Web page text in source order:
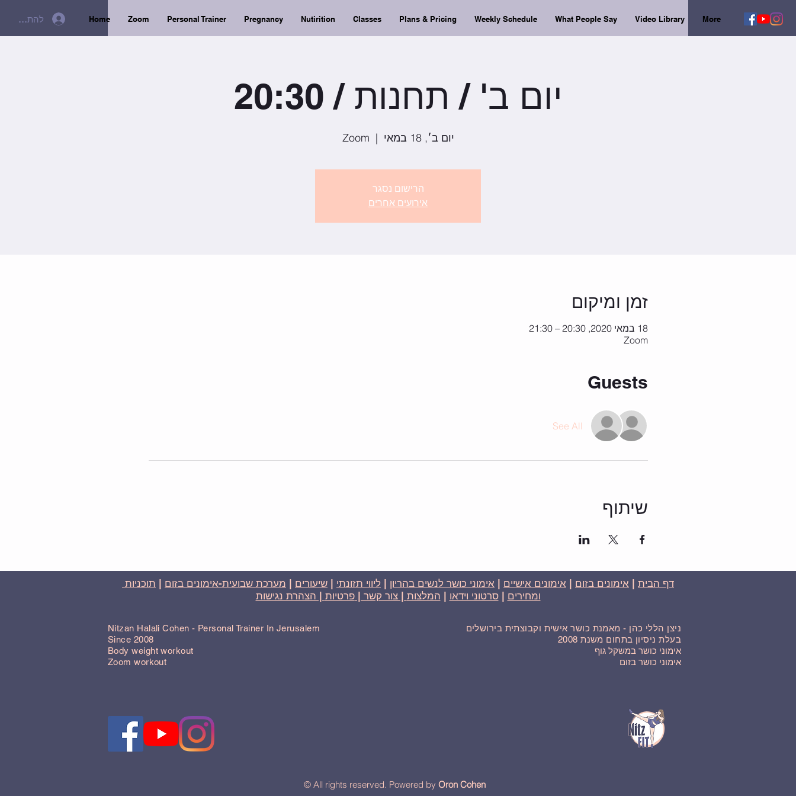
להתחברות Home Zoom Personal Trainer Pregnancy Nutirition Classes Plans & Pricing Weekly Schedule What People Say Video Library More
יום ב' / תחנות / 20:30
יום ב׳, 18 במאי
  |
Zoom
הרישום נסגר
אירועים אחרים
זמן ומיקום
18 במאי 2020, 20:30 – 21:30
Zoom
Guests
See All
שיתוף
דף הבית אימונים בזום אימונים אישיים אימוני כושר לנשים בהריון ליווי תזונתי שיעורים מערכת שבועית-אימונים בזום
תוכניות
ומחירים |סרטוני וידאו המלצות | צור קשר |פרטיות | הצהרת נגישות
Nitzan Halali Cohen - Personal Trainer In Jerusalem
Since 2008
Body weight workout
Zoom workout
ניצן הללי כהן - מאמנת כושר אישית וקבוצתית בירושלים
בעלת ניסיון בתחום משנת 2008
אימוני כושר במשקל גוף
אימוני כושר בזום
© All rights reserved. Powered by Oron Cohen